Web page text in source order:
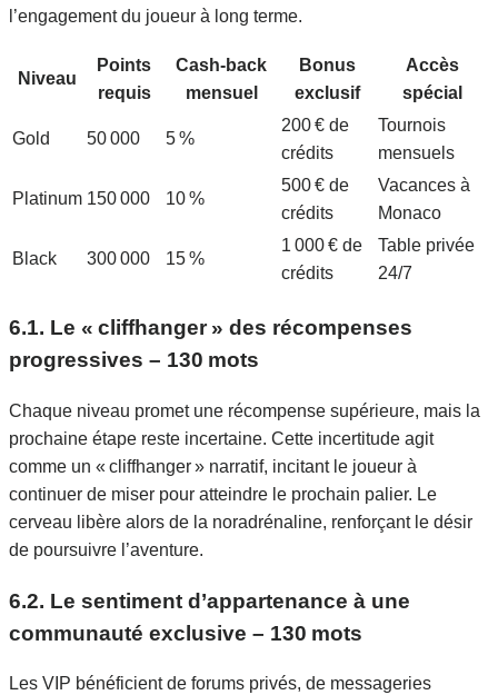
l’engagement du joueur à long terme.
Niveau
Points
requis
Cash‑back
mensuel
Bonus
exclusif
Accès
spécial
Gold 50 000 5 %
200 € de
crédits
Tournois
mensuels
Platinum 150 000 10 %
500 € de
crédits
Vacances à
Monaco
Black 300 000 15 %
1 000 € de
crédits
Table privée
24/7
6.1. Le « cliffhanger » des récompenses
progressives – 130 mots
Chaque niveau promet une récompense supérieure, mais la
prochaine étape reste incertaine. Cette incertitude agit
comme un « cliffhanger » narratif, incitant le joueur à
continuer de miser pour atteindre le prochain palier. Le
cerveau libère alors de la noradrénaline, renforçant le désir
de poursuivre l’aventure.
6.2. Le sentiment d’appartenance à une
communauté exclusive – 130 mots
Les VIP bénéficient de forums privés, de messageries